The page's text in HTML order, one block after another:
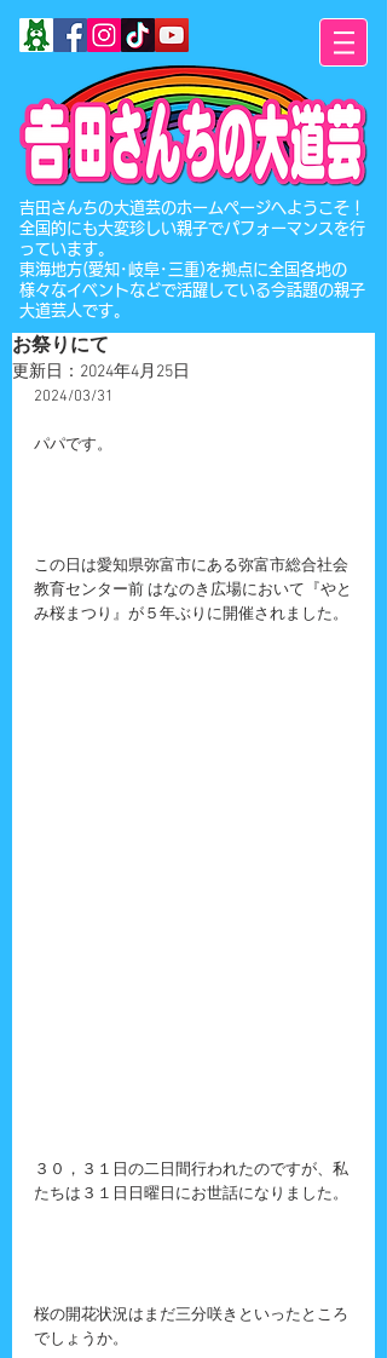
​吉田さんちの大道芸のホームページへようこそ！
全国的にも大変珍しい親子でパフォーマンスを行
っています。
東海地方(愛知･岐阜･三重)を拠点に全国各地の
様々なイベントなどで活躍している今話題の親子
大道芸人です。
お祭りにて
更新日： 2024年4月25日
2024/03/31
パパです。
この日は愛知県弥富市にある弥富市総合社会
教育センター前 はなのき広場において『やと
み桜まつり』が５年ぶりに開催されました。
３０，３１日の二日間行われたのですが、私
たちは３１日日曜日にお世話になりました。
桜の開花状況はまだ三分咲きといったところ
でしょうか。